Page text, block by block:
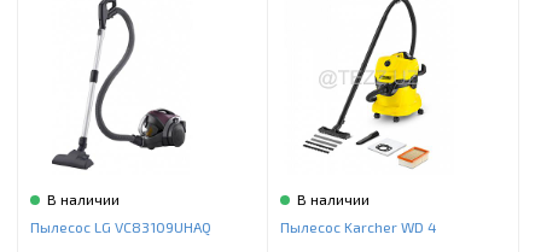
В наличии
Пылесос LG VC83109UHAQ
В наличии
Пылесос Karcher WD 4